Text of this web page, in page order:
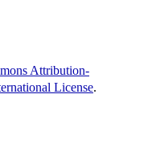
Attribution-
License.